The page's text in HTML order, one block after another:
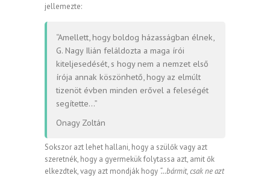
jellemezte:
“Amellett, hogy boldog házasságban élnek,
G. Nagy Ilián feláldozta a maga írói
kiteljesedését, s hogy nem a nemzet első
írója annak köszönhető, hogy az elmúlt
tizenöt évben minden erővel a feleségét
segítette…”
Onagy Zoltán
Sokszor azt lehet hallani, hogy a szülők vagy azt
szeretnék, hogy a gyermekük folytassa azt, amit ők
elkezdtek, vagy azt mondják hogy “…bármit, csak ne azt